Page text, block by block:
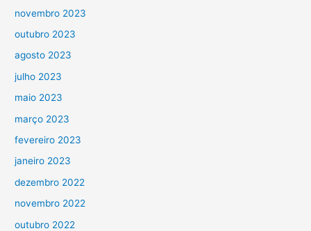
novembro 2023
outubro 2023
agosto 2023
julho 2023
maio 2023
março 2023
fevereiro 2023
janeiro 2023
dezembro 2022
novembro 2022
outubro 2022